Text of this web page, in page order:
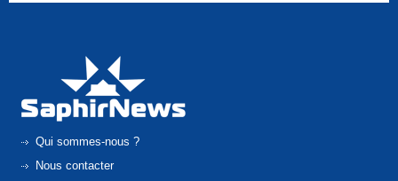
Qui sommes-nous ?
Nous contacter